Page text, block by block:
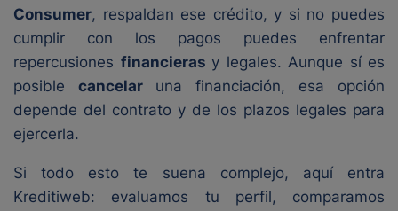
Consumer, respaldan ese crédito, y si no puedes
cumplir con los pagos puedes enfrentar
repercusiones financieras y legales. Aunque sí es
posible cancelar una financiación, esa opción
depende del contrato y de los plazos legales para
ejercerla.
Si todo esto te suena complejo, aquí entra
Kreditiweb: evaluamos tu perfil, comparamos